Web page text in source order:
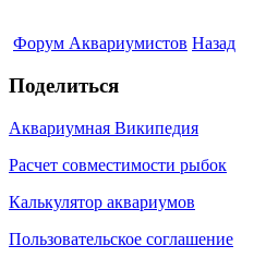
Форум Аквариумистов Назад
Поделиться
Аквариумная Википедия
Расчет совместимости рыбок
Калькулятор аквариумов
Пользовательское соглашение